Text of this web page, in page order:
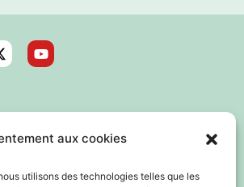
aux cookies
utilisons des technologies telles que les